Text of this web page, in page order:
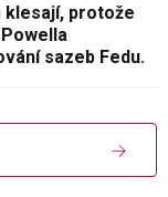
klesají, protože
sazeb Fedu.